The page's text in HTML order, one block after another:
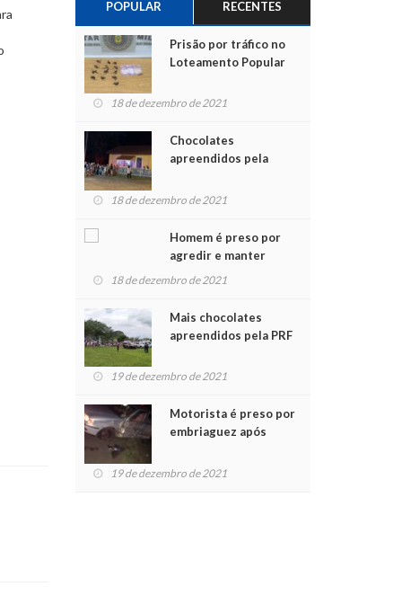
POPULAR RECENTES
Prisão por tráfico no
Loteamento Popular
18 de dezembro de 2021
Chocolates
apreendidos pela
para crianças na
18 de dezembro de 2021
Homem é preso por
agredir e manter
mulher em cárcere
18 de dezembro de 2021
Mais chocolates
apreendidos pela PRF
crianças no Natal
19 de dezembro de 2021
Motorista é preso por
embriaguez após
feridos
19 de dezembro de 2021